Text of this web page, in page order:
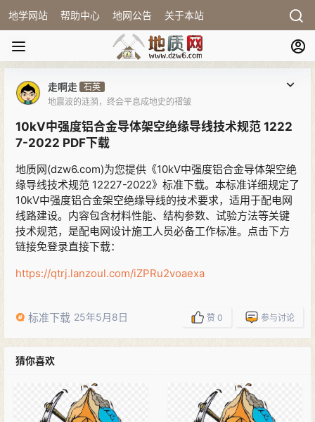
地学网站 帮助中心 地网公告 关于本站
走啊走 石英
地震波的涟漪，终会平息成地史的褶皱
10kV中强度铝合金导体架空绝缘导线技术规范 1222
7-2022 PDF下载
地质网(dzw6.com)为您提供《10kV中强度铝合金导体架空绝
缘导线技术规范 12227-2022》标准下载。本标准详细规定了
10kV中强度铝合金架空绝缘导线的技术要求，适用于配电网
线路建设。内容包含材料性能、结构参数、试验方法等关键
技术规范，是配电网设计施工人员必备工作标准。点击下方
链接免登录直接下载：
https://qtrj.lanzoul.com/iZPRu2voaexa
标准下载 25年5月8日 赞 0 参与讨论
猜你喜欢